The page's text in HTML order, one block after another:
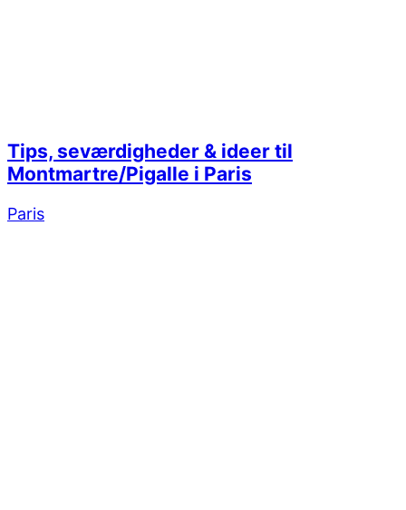
Tips, seværdigheder & ideer til
Montmartre/Pigalle i Paris
Paris